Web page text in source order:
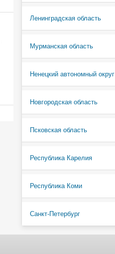
Ленинградская область
Мурманская область
Ненецкий автономный округ
Новгородская область
Псковская область
Республика Карелия
Республика Коми
Санкт-Петербург